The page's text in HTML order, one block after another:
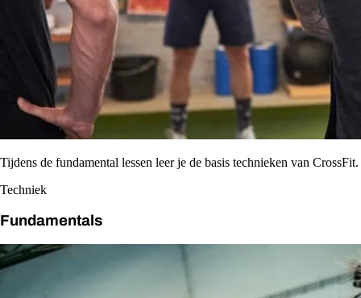
Tijdens de fundamental lessen leer je de basis technieken van CrossFit.
Techniek
Fundamentals